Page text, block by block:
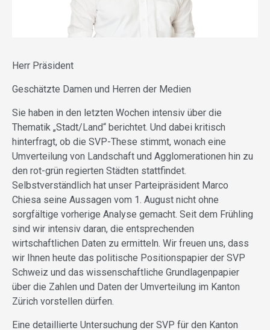
Herr Präsident
Geschätzte Damen und Herren der Medien
Sie haben in den letzten Wochen intensiv über die
Thematik „Stadt/Land“ berichtet. Und dabei kritisch
hinterfragt, ob die SVP-These stimmt, wonach eine
Umverteilung von Landschaft und Agglomerationen hin zu
den rot-grün regierten Städten stattfindet.
Selbstverständlich hat unser Parteipräsident Marco
Chiesa seine Aussagen vom 1. August nicht ohne
sorgfältige vorherige Analyse gemacht. Seit dem Frühling
sind wir intensiv daran, die entsprechenden
wirtschaftlichen Daten zu ermitteln. Wir freuen uns, dass
wir Ihnen heute das politische Positionspapier der SVP
Schweiz und das wissenschaftliche Grundlagenpapier
über die Zahlen und Daten der Umverteilung im Kanton
Zürich vorstellen dürfen.
Eine detaillierte Untersuchung der SVP für den Kanton